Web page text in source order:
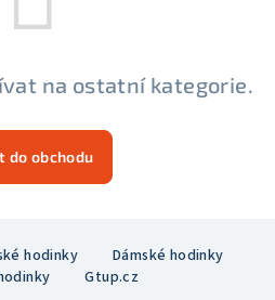
na ostatní kategorie.
do obchodu
hodinky
Dámské hodinky
Gtup.cz